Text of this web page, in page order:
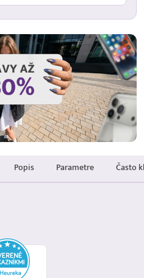
Popis Parametre Často